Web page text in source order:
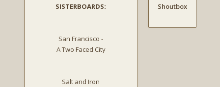
SISTERBOARDS:
San Francisco -
A Two Faced City
Salt and Iron
Shoutbox